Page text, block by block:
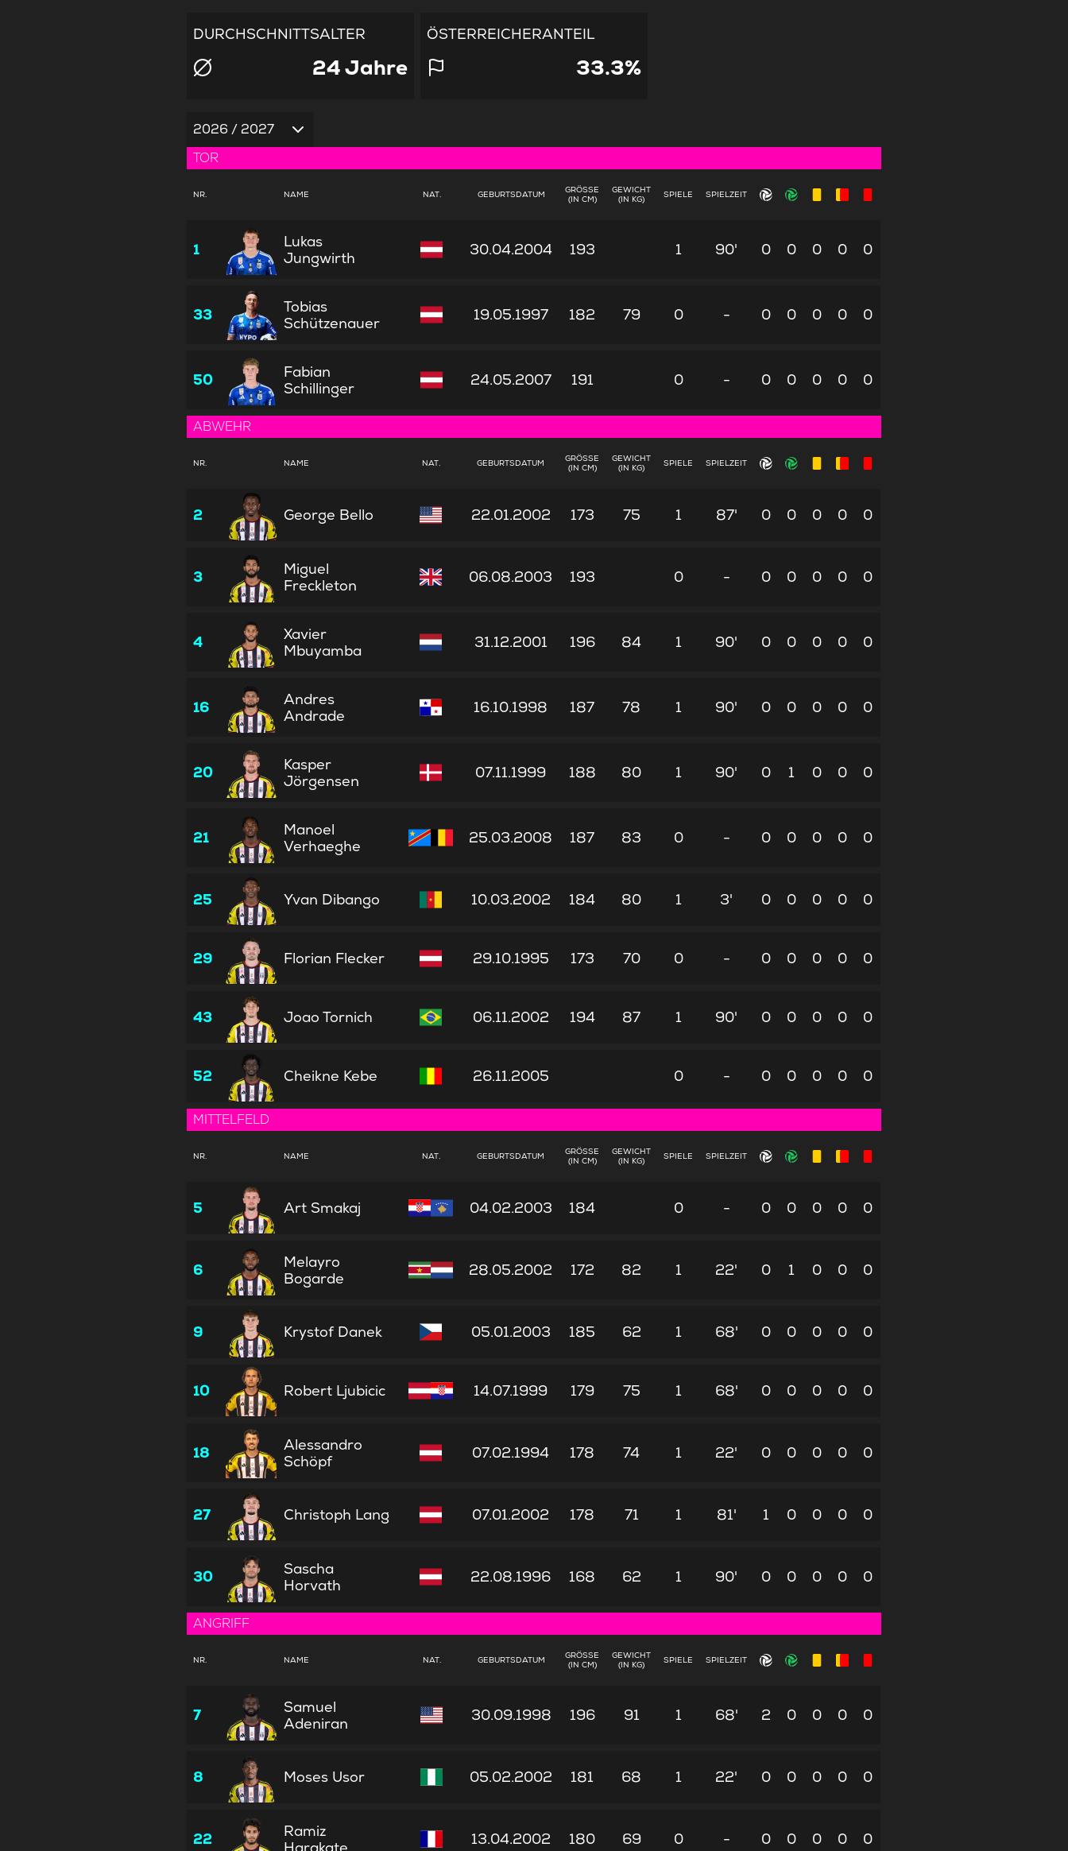
DURCHSCHNITTSALTER
24 Jahre
ÖSTERREICHERANTEIL
33.3%
2026 / 2027
TOR
NR. NAME NAT. GEBURTSDATUM
GRÖSSE (
IN CM)
GEWICHT
(IN KG)
SPIELE SPIELZEIT
1
Lukas
Jungwirth
30.04.2004 193 1 90' 0 0 0 0 0
33
Tobias
Schützenauer
19.05.1997 182 79 0 - 0 0 0 0 0
50
Fabian
Schillinger
24.05.2007 191 0 - 0 0 0 0 0
ABWEHR
NR. NAME NAT. GEBURTSDATUM
GRÖSSE (
IN CM)
GEWICHT
(IN KG)
SPIELE SPIELZEIT
2 George Bello 22.01.2002 173 75 1 87' 0 0 0 0 0
3
Miguel
Freckleton
06.08.2003 193 0 - 0 0 0 0 0
4
Xavier
Mbuyamba
31.12.2001 196 84 1 90' 0 0 0 0 0
16
Andres
Andrade
16.10.1998 187 78 1 90' 0 0 0 0 0
20
Kasper
Jörgensen
07.11.1999 188 80 1 90' 0 1 0 0 0
21
Manoel
Verhaeghe
25.03.2008 187 83 0 - 0 0 0 0 0
25 Yvan Dibango 10.03.2002 184 80 1 3' 0 0 0 0 0
29 Florian Flecker 29.10.1995 173 70 0 - 0 0 0 0 0
43 Joao Tornich 06.11.2002 194 87 1 90' 0 0 0 0 0
52 Cheikne Kebe 26.11.2005 0 - 0 0 0 0 0
MITTELFELD
NR. NAME NAT. GEBURTSDATUM
GRÖSSE (
IN CM)
GEWICHT
(IN KG)
SPIELE SPIELZEIT
5 Art Smakaj 04.02.2003 184 0 - 0 0 0 0 0
6
Melayro
Bogarde
28.05.2002 172 82 1 22' 0 1 0 0 0
9 Krystof Danek 05.01.2003 185 62 1 68' 0 0 0 0 0
10 Robert Ljubicic 14.07.1999 179 75 1 68' 0 0 0 0 0
18
Alessandro
Schöpf
07.02.1994 178 74 1 22' 0 0 0 0 0
27 Christoph Lang 07.01.2002 178 71 1 81' 1 0 0 0 0
30
Sascha
Horvath
22.08.1996 168 62 1 90' 0 0 0 0 0
ANGRIFF
NR. NAME NAT. GEBURTSDATUM
GRÖSSE (
IN CM)
GEWICHT
(IN KG)
SPIELE SPIELZEIT
7
Samuel
Adeniran
30.09.1998 196 91 1 68' 2 0 0 0 0
8 Moses Usor 05.02.2002 181 68 1 22' 0 0 0 0 0
22
Ramiz
13.04.2002 180 69 0 - 0 0 0 0 0